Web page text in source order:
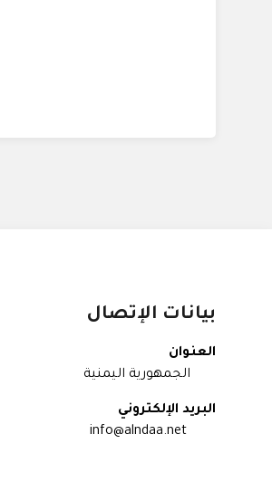
بيانات الإتصال
العنوان
الجمهورية اليمنية
البريد الإلكتروني
info@alndaa.net